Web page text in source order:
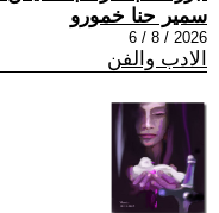
سمير حنا خمورو
2026 / 8 / 6
الادب والفن